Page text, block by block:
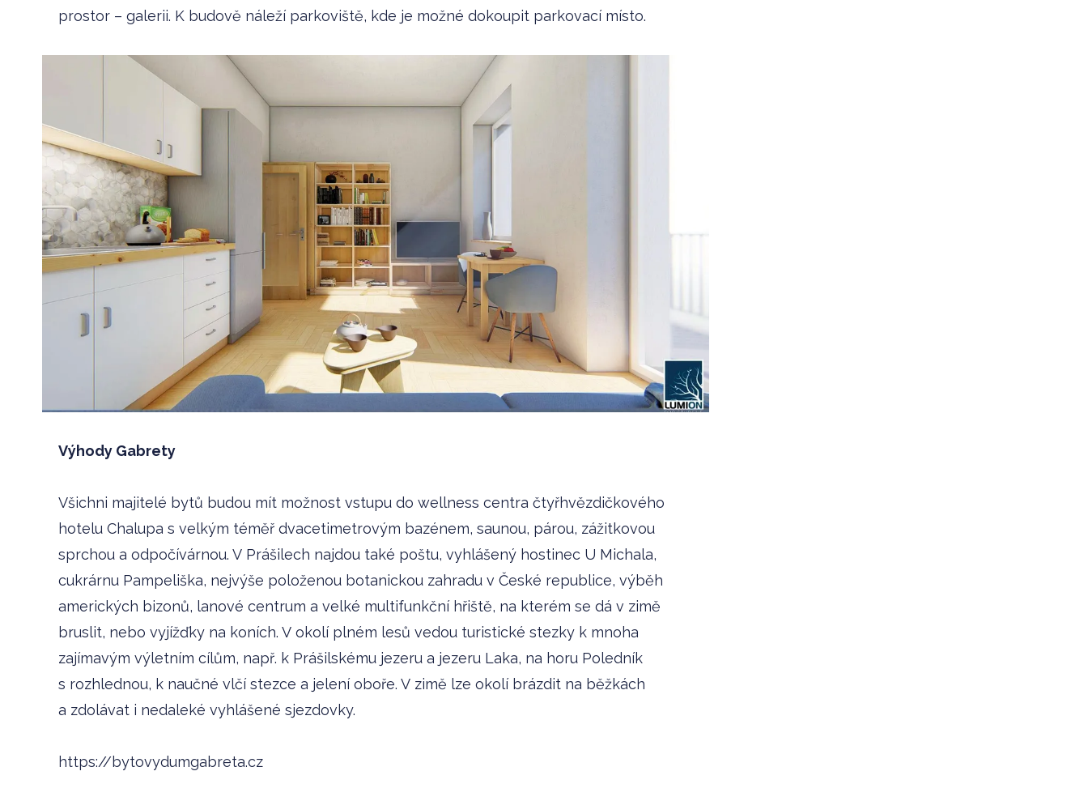
prostor – galerii. K budově náleží parkoviště, kde je možné dokoupit parkovací místo.
Výhody Gabrety
Všichni majitelé bytů budou mít možnost vstupu do wellness centra čtyřhvězdičkového
hotelu Chalupa s velkým téměř dvacetimetrovým bazénem, saunou, párou, zážitkovou
sprchou a odpočívárnou. V Prášilech najdou také poštu, vyhlášený hostinec U Michala,
cukrárnu Pampeliška, nejvýše položenou botanickou zahradu v České republice, výběh
amerických bizonů, lanové centrum a velké multifunkční hřiště, na kterém se dá v zimě
bruslit, nebo vyjížďky na koních. V okolí plném lesů vedou turistické stezky k mnoha
zajímavým výletním cílům, např. k Prášilskému jezeru a jezeru Laka, na horu Poledník
s rozhlednou, k naučné vlčí stezce a jelení oboře. V zimě lze okolí brázdit na běžkách
a zdolávat i nedaleké vyhlášené sjezdovky.
https://bytovydumgabreta.cz